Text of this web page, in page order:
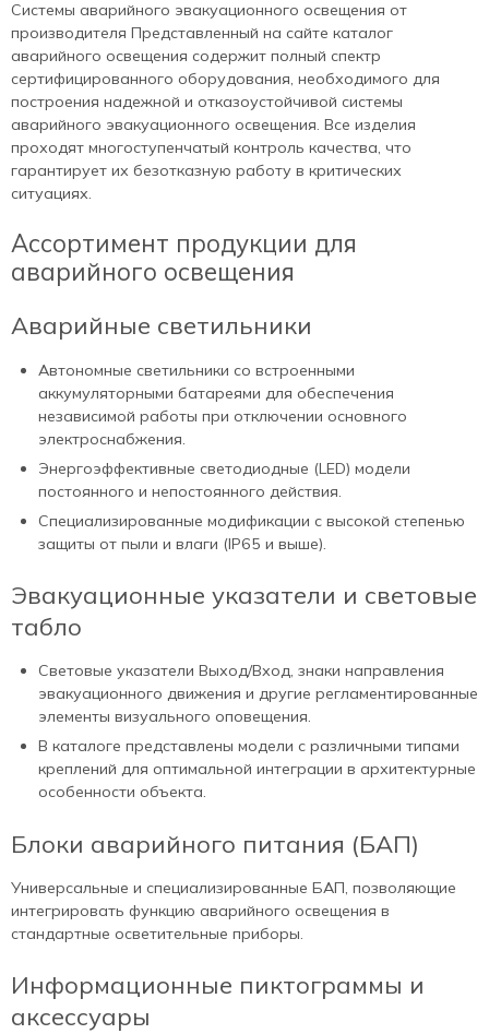
Системы аварийного эвакуационного освещения от
производителя Представленный на сайте каталог
аварийного освещения содержит полный спектр
сертифицированного оборудования, необходимого для
построения надежной и отказоустойчивой системы
аварийного эвакуационного освещения. Все изделия
проходят многоступенчатый контроль качества, что
гарантирует их безотказную работу в критических
ситуациях.
Ассортимент продукции для
аварийного освещения
Аварийные светильники
Автономные светильники со встроенными
аккумуляторными батареями для обеспечения
независимой работы при отключении основного
электроснабжения.
Энергоэффективные светодиодные (LED) модели
постоянного и непостоянного действия.
Специализированные модификации с высокой степенью
защиты от пыли и влаги (IP65 и выше).
Эвакуационные указатели и световые
табло
Световые указатели Выход/Вход, знаки направления
эвакуационного движения и другие регламентированные
элементы визуального оповещения.
В каталоге представлены модели с различными типами
креплений для оптимальной интеграции в архитектурные
особенности объекта.
Блоки аварийного питания (БАП)
Универсальные и специализированные БАП, позволяющие
интегрировать функцию аварийного освещения в
стандартные осветительные приборы.
Информационные пиктограммы и
аксессуары